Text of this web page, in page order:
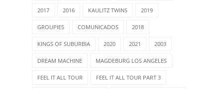
2017 2016 KAULITZ TWINS 2019
GROUPIES COMUNICADOS 2018
KINGS OF SUBURBIA 2020 2021 2003
DREAM MACHINE MAGDEBURG LOS ANGELES
FEEL IT ALL TOUR FEEL IT ALL TOUR PART 3